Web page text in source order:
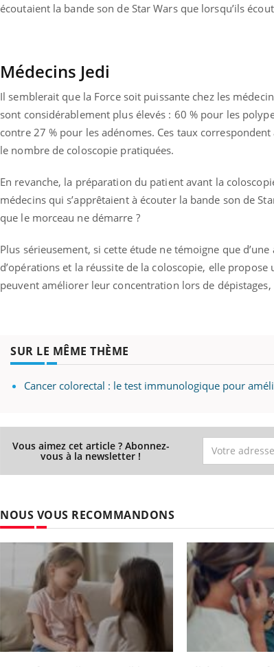
écoutaient la bande son de Star Wars que lorsqu’ils
Médecins Jedi
Il semblerait que la Force soit puissante chez les
sont considérablement plus élevés : 60 % pour les
contre 27 % pour les adénomes. Ces taux
le nombre de coloscopie pratiquées.
En revanche, la préparation du patient avant la
médecins qui s’apprêtaient à écouter la bande son de
que le morceau ne démarre ?
Plus sérieusement, si cette étude ne témoigne que
d’opérations et la réussite de la coloscopie, elle
peuvent améliorer leur concentration lors de dépistages,
SUR LE MÊME THÈME
Cancer colorectal : le test immunologique pour
Vous aimez cet article ? Abonnez-
vous à la newsletter !
NOUS VOUS RECOMMANDONS